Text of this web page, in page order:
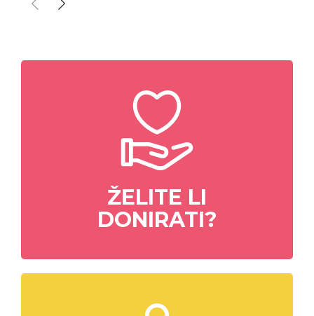
ŽELITE LI
DONIRATI?